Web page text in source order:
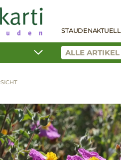
STAUDENAKTUELL